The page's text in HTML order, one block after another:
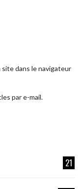
site dans le navigateur
par e-mail.
21